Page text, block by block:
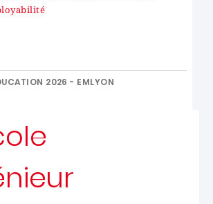
2026 - EMLYON